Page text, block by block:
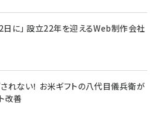
に」 設立22年を迎えるWeb制作会社
れない！ お米ギフトの八代目儀兵衛が
改善